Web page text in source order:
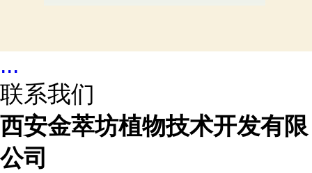
...
联系我们
西安金萃坊植物技术开发有限
公司